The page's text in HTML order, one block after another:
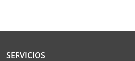
SERVICIOS